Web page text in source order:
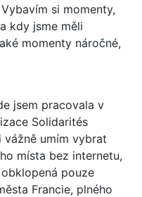
si momenty,
kdy jsme měli
momenty náročné,
jsem pracovala v
Solidarités
vážně umím vybrat
místa bez internetu,
pouze
Francie, plného